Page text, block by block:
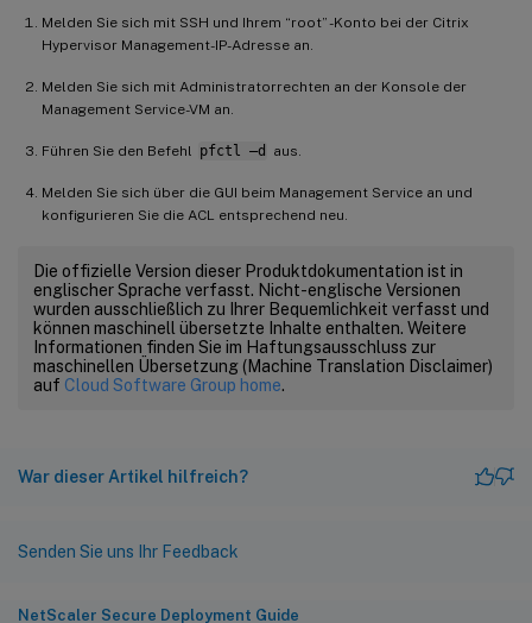
Melden Sie sich mit SSH und Ihrem “root” -Konto bei der Citrix
Hypervisor Management-IP-Adresse an.
Melden Sie sich mit Administratorrechten an der Konsole der
Management Service-VM an.
Führen Sie den Befehl pfctl –d aus.
Melden Sie sich über die GUI beim Management Service an und
konfigurieren Sie die ACL entsprechend neu.
Die offizielle Version dieser Produktdokumentation ist in
englischer Sprache verfasst. Nicht-englische Versionen
wurden ausschließlich zu Ihrer Bequemlichkeit verfasst und
können maschinell übersetzte Inhalte enthalten. Weitere
Informationen finden Sie im Haftungsausschluss zur
maschinellen Übersetzung (Machine Translation Disclaimer)
auf Cloud Software Group home.
War dieser Artikel hilfreich?
Senden Sie uns Ihr Feedback
NetScaler Secure Deployment Guide